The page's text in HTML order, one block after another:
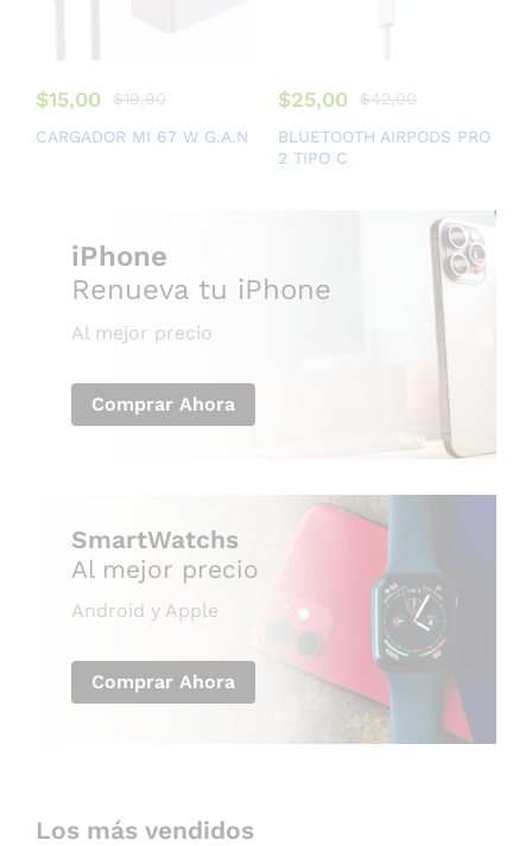
$15,00 $19,90
CARGADOR MI 67 W G.A.N
$25,00 $42,00
BLUETOOTH AIRPODS PRO
2 TIPO C
iPhone
Renueva tu iPhone
Al mejor precio
Comprar Ahora
SmartWatchs
Al mejor precio
Android y Apple
Comprar Ahora
Los más vendidos